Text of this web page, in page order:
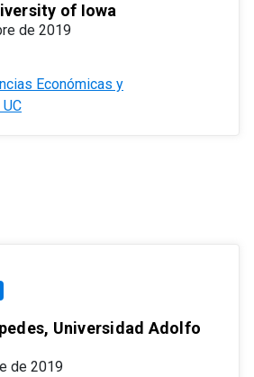
of Iowa
de 2019
Económicas y
Universidad Adolfo
de 2019